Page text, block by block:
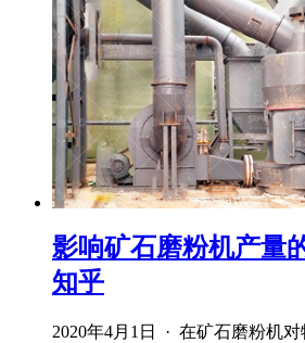
影响矿石磨粉机产量
知乎
2020年4月1日 · 在矿石磨粉机